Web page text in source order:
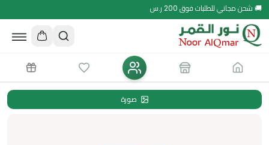
🚚 شحن مجاني للطلبات فوق 200 ر.س
صورة